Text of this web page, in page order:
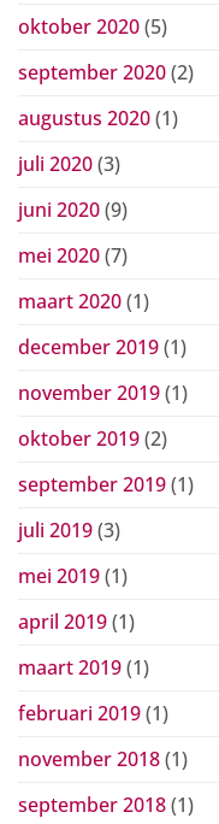
oktober 2020(5)
september 2020(2)
augustus 2020(1)
juli 2020(3)
juni 2020(9)
mei 2020(7)
maart 2020(1)
december 2019(1)
november 2019(1)
oktober 2019(2)
september 2019(1)
juli 2019(3)
mei 2019(1)
april 2019(1)
maart 2019(1)
februari 2019(1)
november 2018(1)
september 2018(1)